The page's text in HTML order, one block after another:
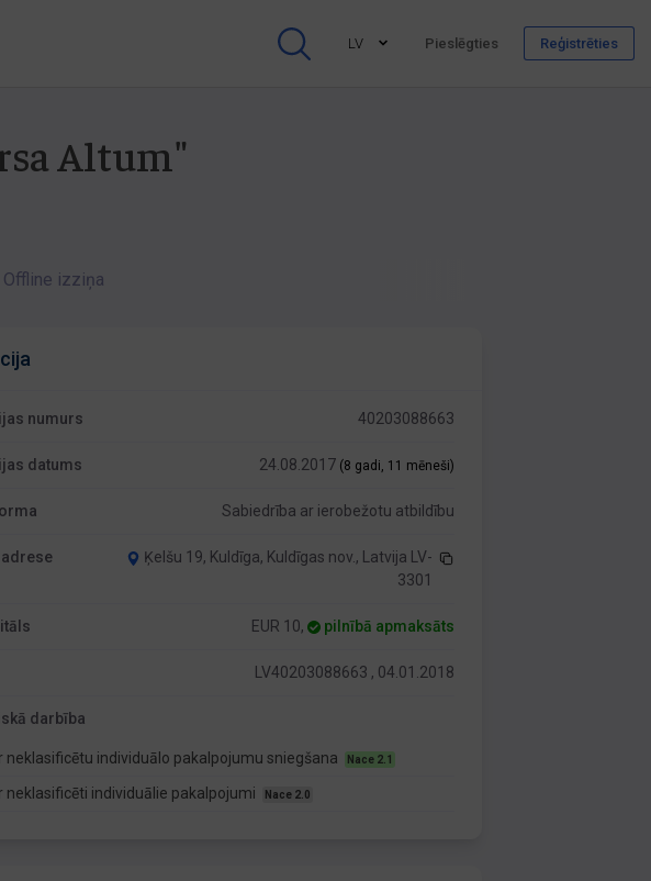
LV Pieslēgties Reģistrēties
Altum"
Offline izziņa
numurs 40203088663
datums 24.08.2017 (8 gadi, 11 mēneši)
Sabiedrība ar ierobežotu atbildību
Ķelšu 19, Kuldīga, Kuldīgas nov., Latvija LV-
3301
EUR 10, pilnībā apmaksāts
LV40203088663 , 04.01.2018
darbība
neklasificētu individuālo pakalpojumu sniegšana Nace 2.1
neklasificēti individuālie pakalpojumi Nace 2.0